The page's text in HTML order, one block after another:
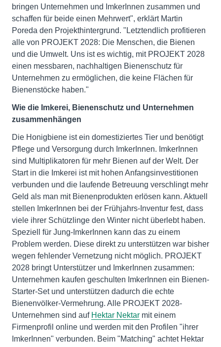
bringen Unternehmen und ImkerInnen zusammen und
schaffen für beide einen Mehrwert", erklärt Martin
Poreda den Projekthintergrund. "Letztendlich profitieren
alle von PROJEKT 2028: Die Menschen, die Bienen
und die Umwelt. Uns ist es wichtig, mit PROJEKT 2028
einen messbaren, nachhaltigen Bienenschutz für
Unternehmen zu ermöglichen, die keine Flächen für
Bienenstöcke haben."
Wie die Imkerei, Bienenschutz und Unternehmen
zusammenhängen
Die Honigbiene ist ein domestiziertes Tier und benötigt
Pflege und Versorgung durch ImkerInnen. ImkerInnen
sind Multiplikatoren für mehr Bienen auf der Welt. Der
Start in die Imkerei ist mit hohen Anfangsinvestitionen
verbunden und die laufende Betreuung verschlingt mehr
Geld als man mit Bienenprodukten erlösen kann. Aktuell
stellen ImkerInnen bei der Frühjahrs-Inventur fest, dass
viele ihrer Schützlinge den Winter nicht überlebt haben.
Speziell für Jung-ImkerInnen kann das zu einem
Problem werden. Diese direkt zu unterstützen war bisher
wegen fehlender Vernetzung nicht möglich. PROJEKT
2028 bringt Unterstützer und ImkerInnen zusammen:
Unternehmen kaufen geschulten ImkerInnen ein Bienen-
Starter-Set und unterstützen dadurch die echte
Bienenvölker-Vermehrung. Alle PROJEKT 2028-
Unternehmen sind auf Hektar Nektar mit einem
Firmenprofil online und werden mit den Profilen "ihrer
ImkerInnen" verbunden. Beim "Matching" achtet Hektar